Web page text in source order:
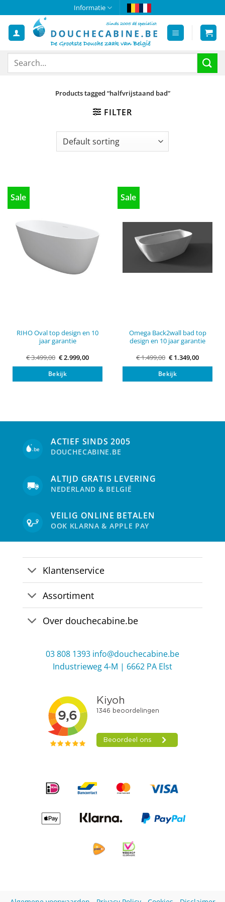
to
content
Informatie
Search
Products tagged “halfvrijstaand bad”
FILTER
Sale
RIHO Oval top design en 10
jaar garantie
€3.499,00 Original
price
was:
€ 3.499,00.
€2.999,00Current
price
is:
Bekijk
Sale
Omega Back2wall bad top
design en 10 jaar garantie
€1.499,00 Original
price
was:
€ 1.499,00.
€1.349,00Current
price
is:
Bekijk
ACTIEF SINDS 2005
DOUCHECABINE.BE
ALTIJD GRATIS LEVERING
NEDERLAND & BELGIË
VEILIG ONLINE BETALEN
OOK KLARNA & APPLE PAY
Klantenservice
Assortiment
Over douchecabine.be
03 808 1393 info@douchecabine.be
Industrieweg 4-M | 6662 PA Elst